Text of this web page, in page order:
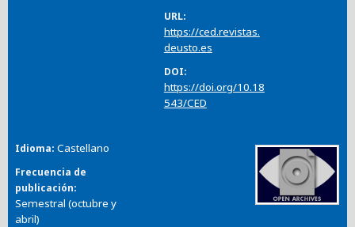
URL
https://ced.revistas.
deusto.es
DOI
https://doi.org/10.18
543/CED
Idioma Castellano
Frecuencia de
publicación
Semestral (octubre y
abril)